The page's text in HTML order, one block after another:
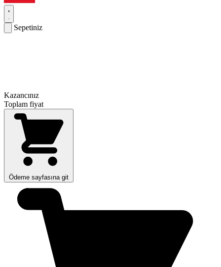
Sepetiniz
Kazancınız
Toplam fiyat
Ödeme sayfasına git